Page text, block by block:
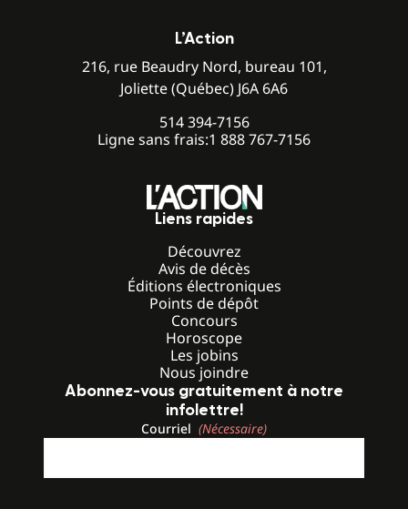
L’Action
216, rue Beaudry Nord, bureau 101,
Joliette (Québec) J6A 6A6
514 394-7156
Ligne sans frais:1 888 767-7156
Liens rapides
Découvrez
Avis de décès
Éditions électroniques
Points de dépôt
Concours
Horoscope
Les jobins
Nous joindre
Abonnez-vous gratuitement à notre
infolettre!
Courriel (Nécessaire)